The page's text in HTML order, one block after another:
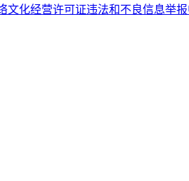
文化经营许可证违法和不良信息举